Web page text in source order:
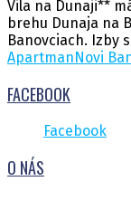
Vila na Dunaji**
brehu Dunaja na
Banovciach. Izby
ApartmanNovi
FACEBOOK
Facebook
O NÁS